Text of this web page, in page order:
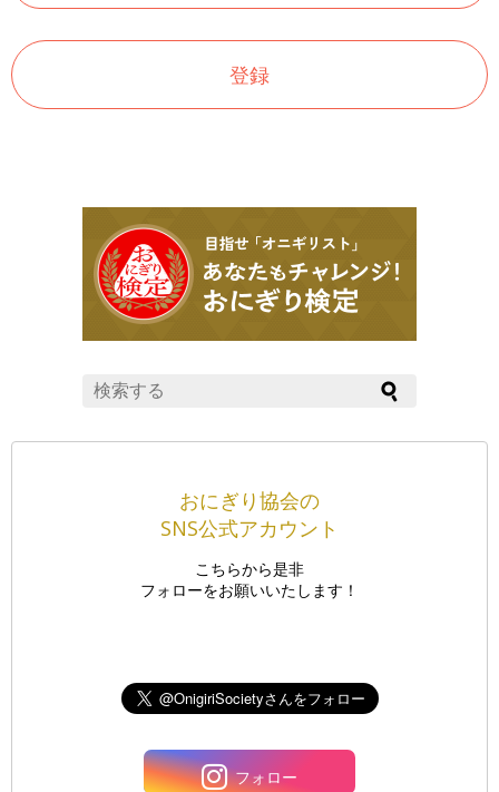
登録
おにぎり協会の
SNS公式アカウント
こちらから是非
フォローをお願いいたします！
フォロー